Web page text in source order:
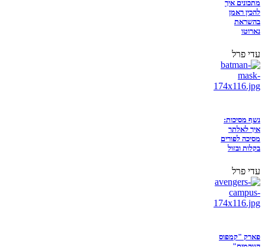
מתכונים איך
להכין ראמן
בהשראת
נארוטו
עדי פרל
נשף מסיכות:
איך לאלתר
מסיכה לפורים
בקלות ובזול
עדי פרל
פארק "קמפוס